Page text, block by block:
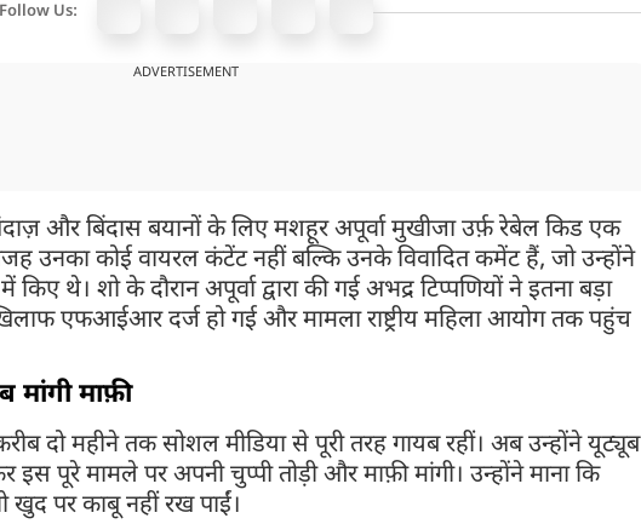
Follow Us:
ADVERTISEMENT
और बिंदास बयानों के लिए मशहूर अपूर्वा मुखीजा उर्फ़ रेबेल किड एक
उनका कोई वायरल कंटेंट नहीं बल्कि उनके विवादित कमेंट हैं, जो उन्होंने
थे। शो के दौरान अपूर्वा द्वारा की गई अभद्र टिप्पणियों ने इतना बड़ा
एफआईआर दर्ज हो गई और मामला राष्ट्रीय महिला आयोग तक पहुंच
मांगी माफ़ी
दो महीने तक सोशल मीडिया से पूरी तरह गायब रहीं। अब उन्होंने यूट्यूब
इस पूरे मामले पर अपनी चुप्पी तोड़ी और माफ़ी मांगी। उन्होंने माना कि
पर काबू नहीं रख पाईं।